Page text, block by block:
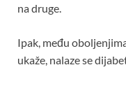
na druge.
Ipak, među
ukaže, nalaze se